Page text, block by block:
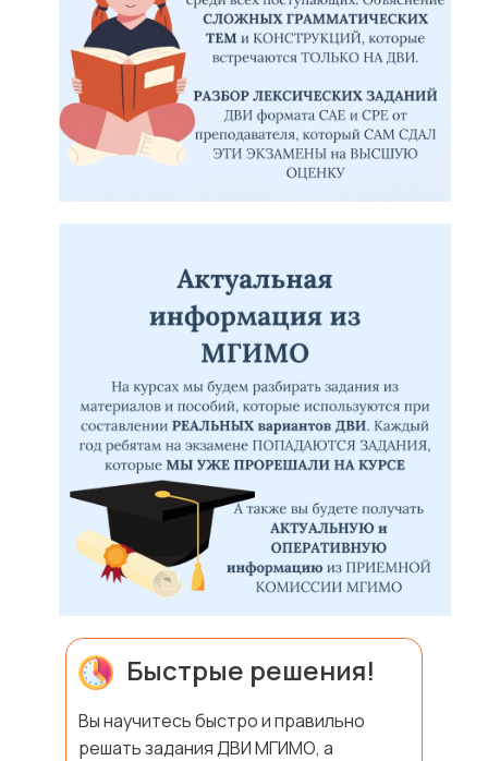
Быстрые решения!
Вы научитесь быстро и правильно
решать задания ДВИ МГИМО, а